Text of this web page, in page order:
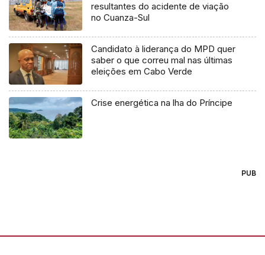
resultantes do acidente de viação
no Cuanza-Sul
Candidato à liderança do MPD quer
saber o que correu mal nas últimas
eleições em Cabo Verde
Crise energética na lha do Príncipe
PUB